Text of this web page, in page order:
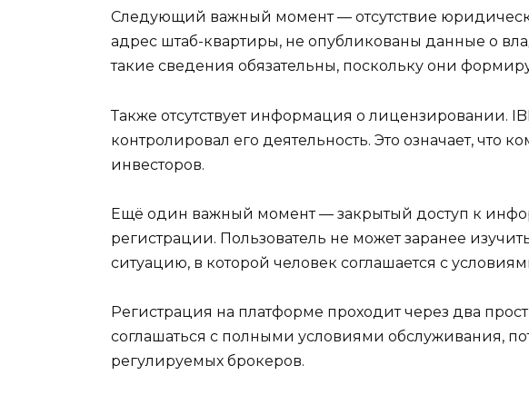
Следующий важный момент — отсутствие
адрес штаб-квартиры, не опубликованы данные о
такие сведения обязательны, поскольку они
Также отсутствует информация о лицензировании.
контролировал его деятельность. Это означает, что
инвесторов.
Ещё один важный момент — закрытый доступ к
регистрации. Пользователь не может заранее
ситуацию, в которой человек соглашается с
Регистрация на платформе проходит через два
соглашаться с полными условиями обслуживания,
регулируемых брокеров.